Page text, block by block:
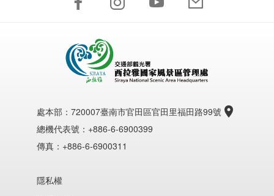
處本部： 720007臺南市官田區官田里福田路99號
總機代表號：+886-6-6900399
傳真：+886-6-6900311
隱私權